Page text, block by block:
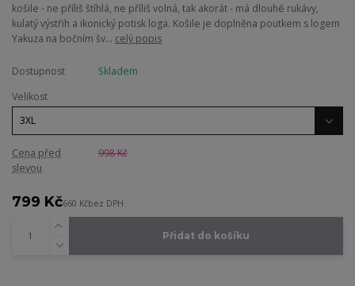
košile - ne příliš štíhlá, ne příliš volná, tak akorát - má dlouhé rukávy,
kulatý výstřih a ikonický potisk loga. Košile je doplněna poutkem s logem
Yakuza na bočním šv... celý popis
Dostupnost
Skladem
Velikost
Cena před
slevou
998 Kč
799 Kč660 Kčbez DPH
Přidat do košíku